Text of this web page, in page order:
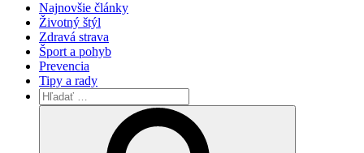
Najnovšie články
Životný štýl
Zdravá strava
Šport a pohyb
Prevencia
Tipy a rady
Vyhľadávanie
pre: